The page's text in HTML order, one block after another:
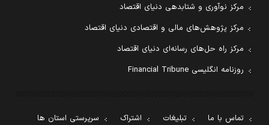
مرکز نوآوری و شتابدهی دنیای اقتصاد
مرکز پژوهش‌های مالی و اقتصادی دنیای اقتصاد
مرکز راه حل‌های رسانه‌ای دنیای اقتصاد
روزنامه انگلیسی Financial Tribune
تماس با ما تبلیغات اشتراک
سرپرستی استان ها